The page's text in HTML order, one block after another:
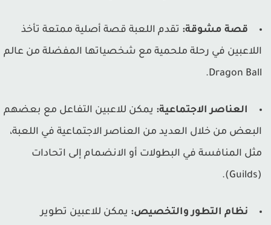
قصة مشوقة:تقدم اللعبة قصة أصلية ممتعة تأخذ
في رحلة ملحمية مع شخصياتها المفضلة من عالم
Dragon
العناصر الاجتماعية:يمكن للاعبين التفاعل مع بعضهم
من خلال العديد من العناصر الاجتماعية في اللعبة،
المنافسة في البطولات أو الانضمام إلى اتحادات
نظام التطور والتخصيص:يمكن للاعبين تطوير